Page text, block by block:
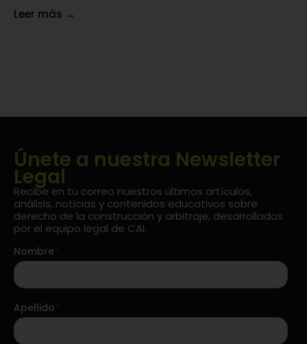
Leer más →
Únete a nuestra Newsletter
Legal
Recibe en tu correo nuestros últimos artículos,
análisis, noticias y contenidos educativos sobre
derecho de la construcción y arbitraje, desarrollados
por el equipo legal de CAI.